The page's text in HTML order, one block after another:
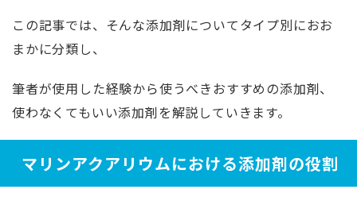
この記事では、そんな添加剤についてタイプ別におお
まかに分類し、
筆者が使用した経験から使うべきおすすめの添加剤、
使わなくてもいい添加剤を解説していきます。
マリンアクアリウムにおける添加剤の役割